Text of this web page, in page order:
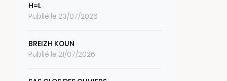
H=L
Publié le 23/07/2026
BREIZH KOUN
Publié le 21/07/2026